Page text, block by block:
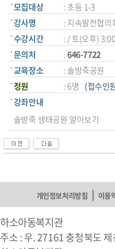
모집대상
: 초등 1-3
강사명
: 지속발전협의
수강시간
: / 토(오후)
문의처
:646-7722
교육장소
: 솔방죽공원
정원
: 6명 (접수인
강좌안내
솔방죽 생태공원 알아보기
개인정보처리방침 | 이용
하소아동복지관
주소 : 우. 27161 충청북도